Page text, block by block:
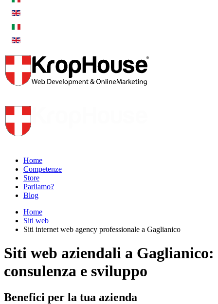
Home
Competenze
Store
Parliamo?
Blog
Home
Siti web
Siti internet web agency professionale a Gaglianico
Siti web aziendali a Gaglianico:
consulenza e sviluppo
Benefici per la tua azienda